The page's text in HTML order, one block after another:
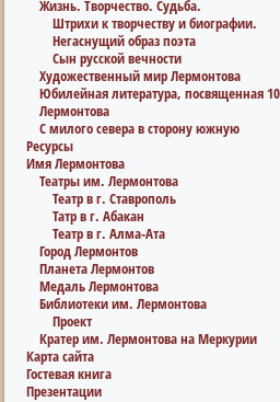
Жизнь. Творчество. Судьба.
Штрихи к творчеству и биографии.
Негаснущий образ поэта
Сын русской вечности
Художественный мир Лермонтова
Юбилейная литература, посвященная
Лермонтова
С милого севера в сторону южную
Ресурсы
Имя Лермонтова
Театры им. Лермонтова
Театр в г. Ставрополь
Татр в г. Абакан
Театр в г. Алма-Ата
Город Лермонтов
Планета Лермонтов
Медаль Лермонтова
Библиотеки им. Лермонтова
Проект
Кратер им. Лермонтова на Меркурии
Карта сайта
Гостевая книга
Презентации